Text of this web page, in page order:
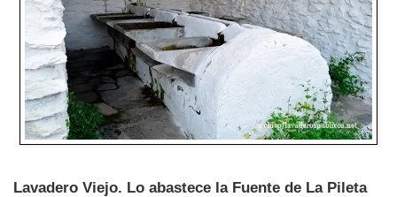
Lavadero Viejo. Lo abastece la Fuente de La Pileta